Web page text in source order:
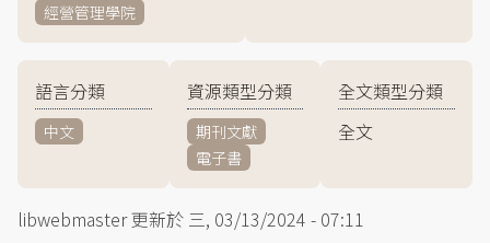
經營管理學院
語言分類
中文
資源類型分類
期刊文獻
電子書
全文類型分類
全文
libwebmaster更新於 三, 03/13/2024 - 07:11